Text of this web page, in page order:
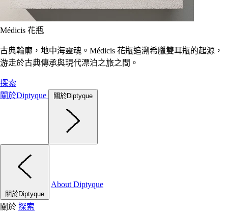
Médicis 花瓶
古典輪廓，地中海靈魂。Médicis 花瓶追溯希臘雙耳瓶的起源，
游走於古典傳承與現代漂泊之旅之間。
探索
關於Diptyque
關於Diptyque
關於Diptyque
About Diptyque
關於 探索